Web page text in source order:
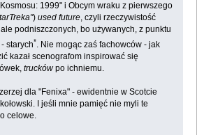
1999" i Obcym wraku z pierwszego
)used future, czyli rzeczywistość
podniszczonych, bo używanych, z punktu
starych*. Nie mogąc zaś fachowców - jak
kazał scenografom inspirować się
truckówpo ichniemu.
dla "Fenixa" - ewidentnie w Scotcie
I jeśli mnie pamięć nie myli te
celowe.